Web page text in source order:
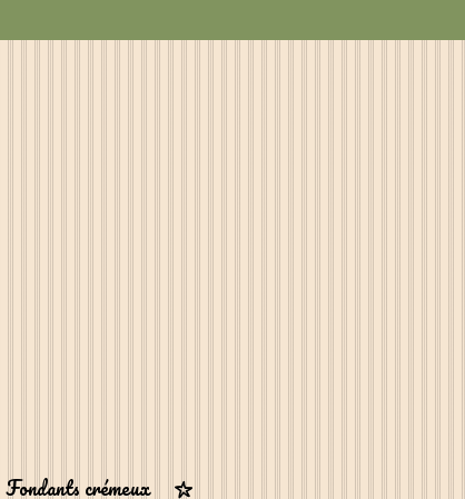
Fondants crémeux